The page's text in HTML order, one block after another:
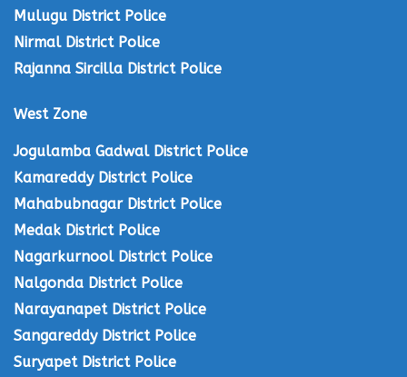
Mulugu District Police
Nirmal District Police
Rajanna Sircilla District Police
West Zone
Jogulamba Gadwal District Police
Kamareddy District Police
Mahabubnagar District Police
Medak District Police
Nagarkurnool District Police
Nalgonda District Police
Narayanapet District Police
Sangareddy District Police
Suryapet District Police